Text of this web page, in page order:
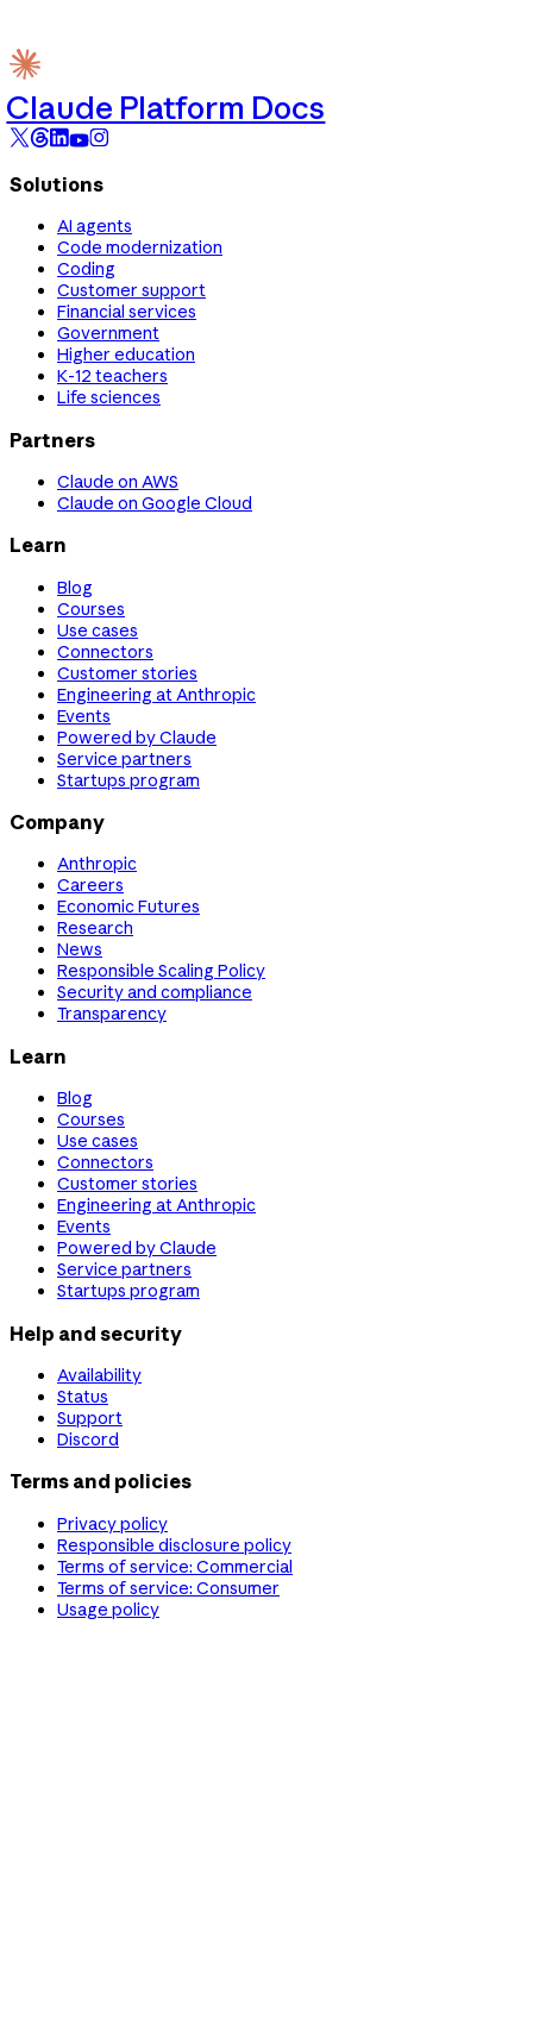
Claude Platform Docs
Solutions
AI agents
Code modernization
Coding
Customer support
Financial services
Government
Higher education
K-12 teachers
Life sciences
Partners
Claude on AWS
Claude on Google Cloud
Learn
Blog
Courses
Use cases
Connectors
Customer stories
Engineering at Anthropic
Events
Powered by Claude
Service partners
Startups program
Company
Anthropic
Careers
Economic Futures
Research
News
Responsible Scaling Policy
Security and compliance
Transparency
Learn
Blog
Courses
Use cases
Connectors
Customer stories
Engineering at Anthropic
Events
Powered by Claude
Service partners
Startups program
Help and security
Availability
Status
Support
Discord
Terms and policies
Privacy policy
Responsible disclosure policy
Terms of service: Commercial
Terms of service: Consumer
Usage policy